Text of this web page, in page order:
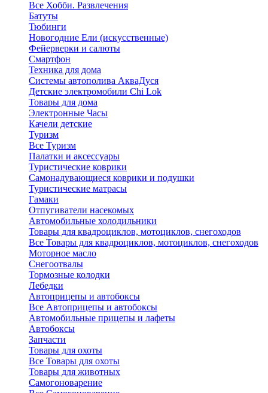
Все Хобби. Развлечения
Батуты
Тюбинги
Новогодние Ели (искусственные)
Фейерверки и салюты
Смартфон
Техника для дома
Системы автополива АкваДуся
Детские электромобили Chi Lok
Товары для дома
Электронные Часы
Качели детские
Туризм
Все Туризм
Палатки и аксессуары
Туристические коврики
Самонадувающиеся коврики и подушки
Туристические матрасы
Гамаки
Отпугиватели насекомых
Автомобильные холодильники
Товары для квадроциклов, мотоциклов, снегоходов
Все Товары для квадроциклов, мотоциклов, снегоходов
Моторное масло
Снегоотвалы
Тормозные колодки
Лебедки
Автоприцепы и автобоксы
Все Автоприцепы и автобоксы
Автомобильные прицепы и лафеты
Автобоксы
Запчасти
Товары для охоты
Все Товары для охоты
Товары для животных
Самогоноварение